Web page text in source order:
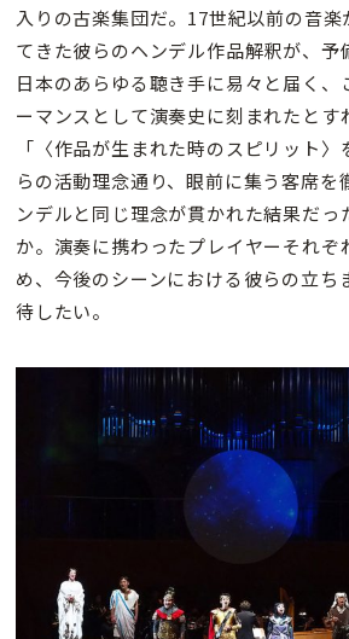
入りの古楽集団だ。17世紀以前の音
てきた彼らのヘンデル作品解釈が、予
日本のあらゆる聴き手に易々と届く、
ーマンスとして演奏史に刻まれたとす
「〈作品が生まれた時のスピリット
らの活動理念通り、眼前に集う客席を
ンデルと同じ理念が貫かれた結果だっ
か。演奏に携わったプレイヤーそれぞ
め、今後のシーンにおける彼らの立ち
待したい。